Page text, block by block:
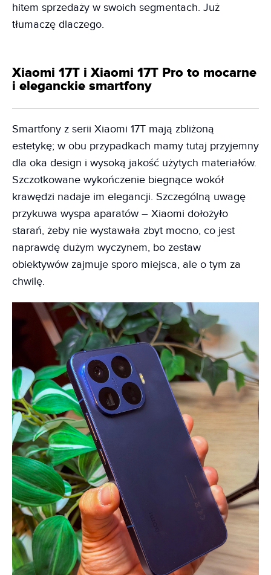
hitem sprzedaży w swoich segmentach. Już
tłumaczę dlaczego.
Xiaomi 17T i Xiaomi 17T Pro to mocarne
i eleganckie smartfony
Smartfony z serii Xiaomi 17T mają zbliżoną
estetykę; w obu przypadkach mamy tutaj przyjemny
dla oka design i wysoką jakość użytych materiałów.
Szczotkowane wykończenie biegnące wokół
krawędzi nadaje im elegancji. Szczególną uwagę
przykuwa wyspa aparatów – Xiaomi dołożyło
starań, żeby nie wystawała zbyt mocno, co jest
naprawdę dużym wyczynem, bo zestaw
obiektywów zajmuje sporo miejsca, ale o tym za
chwilę.